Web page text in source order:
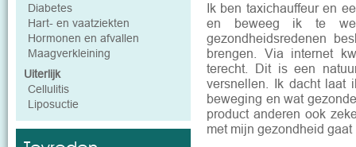
Diabetes
Hart- en vaatziekten
Hormonen en afvallen
Maagverkleining
Uiterlijk
Cellulitis
Liposuctie
Ik ben taxichauffeur en
en beweeg ik te
gezondheidsredenen
brengen. Via internet
terecht. Dit is een
versnellen. Ik dacht laat
beweging en wat
product anderen ook
met mijn gezondheid gaat